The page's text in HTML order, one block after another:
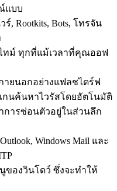
แบบ
, Rootkits, Bots, โทรจัน
ทม์ ทุกที่แม้เวลาที่คุณออฟ
ยนอกอย่างแฟลชไดร์ฟ
นค้นหาไวรัสโดยอัตโนมัติ
การซ่อนตัวอยู่ในส่วนลึก
Windows Mail และ
นูของวินโดว์ ซึ่งจะทำให้